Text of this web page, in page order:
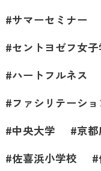
サマーセミナー
セントヨゼフ女子
ハートフルネス
ファシリテーシ
中央大学
京
佐喜浜小学校